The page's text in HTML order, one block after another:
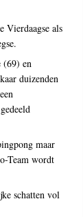
Vierdaagse als
en
duizenden
maar
Team wordt
schatten vol